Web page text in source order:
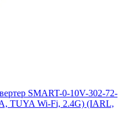
SMART-0-10V-302-72-
TUYA Wi-Fi, 2.4G) (IARL,